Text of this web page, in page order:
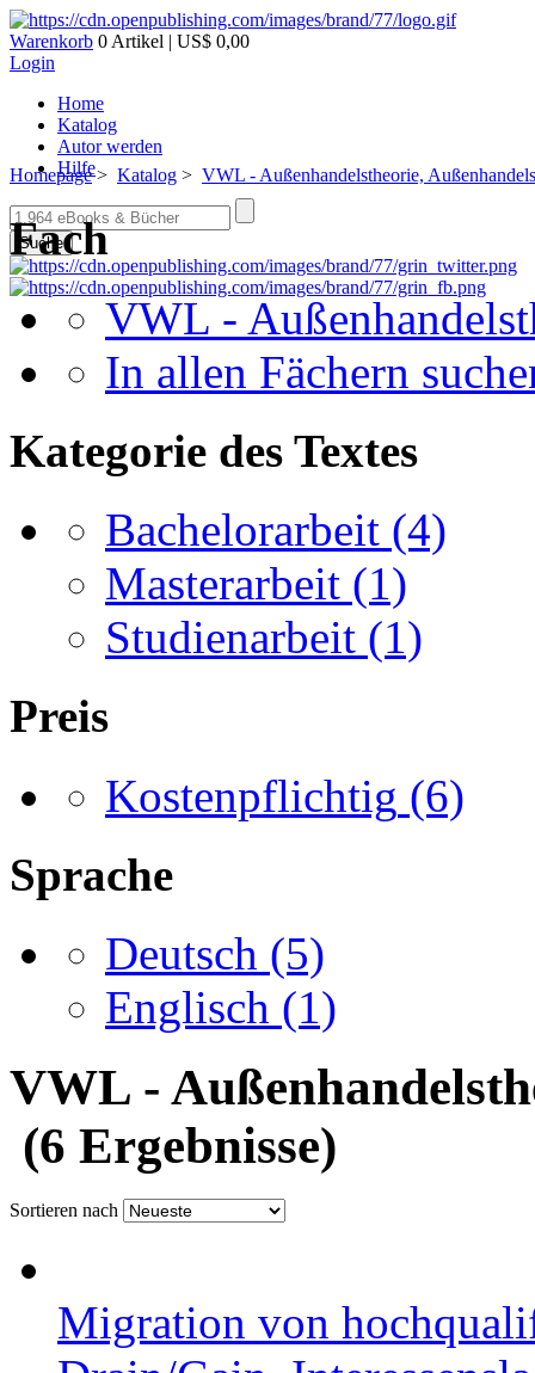
Warenkorb 0 Artikel | US$ 0,00
Login
Home
Katalog
Autor werden
Hilfe
Suche
Homepage> Katalog > VWL - Außenhandelstheorie,
Fach
VWL -
In allen Fächern
Kategorie des Textes
Bachelorarbeit (4)
Masterarbeit (1)
Studienarbeit (1)
Preis
Kostenpflichtig (6)
Sprache
Deutsch (5)
Englisch (1)
VWL -
(6 Ergebnisse)
Sortieren nach
Migration von